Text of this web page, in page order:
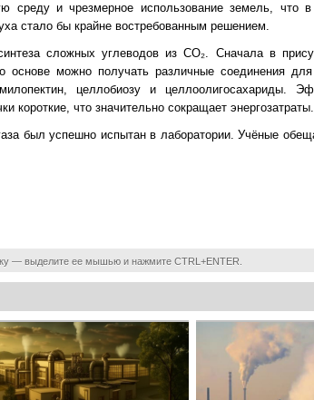
среду и чрезмерное использование земель, что в
стало бы крайне востребованным решением.
сложных углеводов из CO₂. Сначала в
основе можно получать различные соединения
целлобиозу и целлоолигосахариды.
короткие, что значительно сокращает энергозатраты.
был успешно испытан в лаборатории. Учёные
— выделите ее мышью и нажмите CTRL+ENTER.